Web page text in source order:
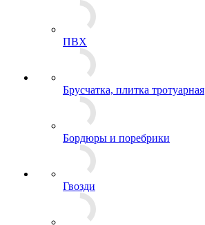
ПВХ
Брусчатка, плитка тротуарная
Бордюры и поребрики
Гвозди